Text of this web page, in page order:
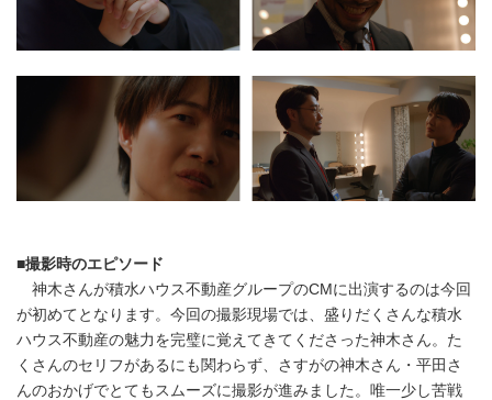
■撮影時のエピソード
神木さんが積水ハウス不動産グループのCMに出演するのは今回
が初めてとなります。今回の撮影現場では、盛りだくさんな積水
ハウス不動産の魅力を完璧に覚えてきてくださった神木さん。た
くさんのセリフがあるにも関わらず、さすがの神木さん・平田さ
んのおかげでとてもスムーズに撮影が進みました。唯一少し苦戦